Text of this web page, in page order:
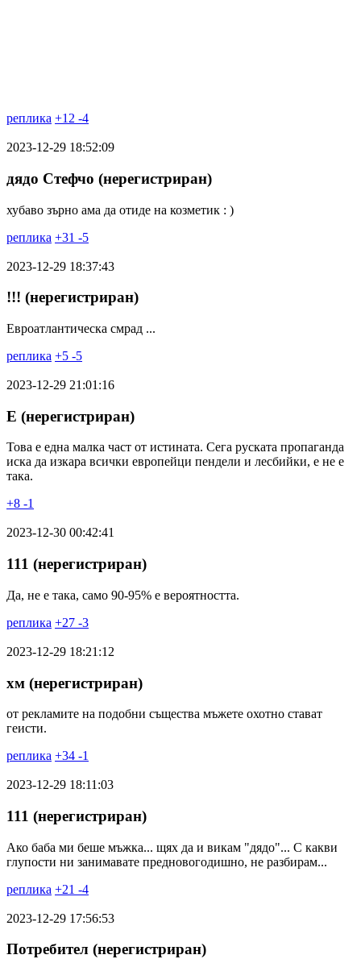
реплика +12 -4
2023-12-29 18:52:09
дядо Стефчо (нерегистриран)
хубаво зърно ама да отиде на козметик : )
реплика +31 -5
2023-12-29 18:37:43
!!! (нерегистриран)
Евроатлантическа смрад ...
реплика +5 -5
2023-12-29 21:01:16
Е (нерегистриран)
Това е една малка част от истината. Сега руската пропаганда
иска да изкара всички европейци пендели и лесбийки, е не е
така.
+8 -1
2023-12-30 00:42:41
111 (нерегистриран)
Да, не е така, само 90-95% е вероятността.
реплика +27 -3
2023-12-29 18:21:12
хм (нерегистриран)
от рекламите на подобни същества мъжете охотно стават
геисти.
реплика +34 -1
2023-12-29 18:11:03
111 (нерегистриран)
Ако баба ми беше мъжка... щях да и викам "дядо"... С какви
глупости ни занимавате предновогодишно, не разбирам...
реплика +21 -4
2023-12-29 17:56:53
Потребител (нерегистриран)